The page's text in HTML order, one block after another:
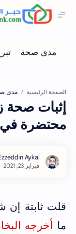
الصفحة الرئيسية مدى
إثبات صحة
محتضرة في
قلت ثابتة إن
ما